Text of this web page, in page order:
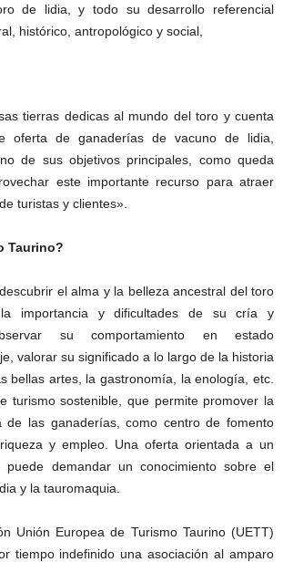
de lidia, y todo su desarrollo referencial
histórico, antropológico y social,
tierras dedicas al mundo del toro y cuenta
oferta de ganaderías de vacuno de lidia,
de sus objetivos principales, como queda
este importante recurso para atraer
turistas y clientes».
Taurino?
el alma y la belleza ancestral del toro
importancia y dificultades de su cría y
su comportamiento en estado
valorar su significado a lo largo de la historia
bellas artes, la gastronomía, la enología, etc.
turismo sostenible, que permite promover la
de las ganaderías, como centro de fomento
y empleo. Una oferta orientada a un
puede demandar un conocimiento sobre el
y la tauromaquia.
Unión Europea de Turismo Taurino (UETT)
tiempo indefinido una asociación al amparo